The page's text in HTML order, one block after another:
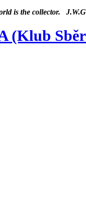
is the collector.
(Klub